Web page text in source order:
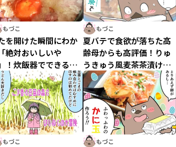
もづこ
を開けた瞬間にわか
絶対おいしいや
！炊飯器でできるト
リゾット
もづこ
夏バテで食欲が落ちた高
齢母からも高評価！りゅ
うきゅう風麦茶茶漬けを
作ってみた
もづこ もづこ